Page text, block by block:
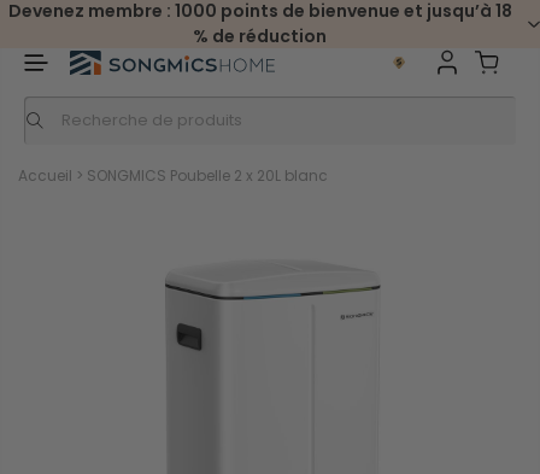
Devenez membre : 1000 points de bienvenue et jusqu’à 18
% de réduction
Accueil > SONGMICS Poubelle 2 x 20L blanc